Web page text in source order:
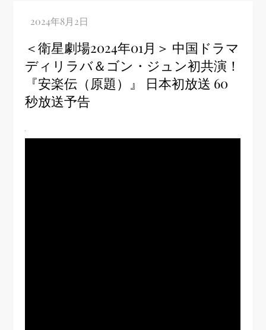
＜衛星劇場2024年01月＞ 中国ドラマ
ディリラバ＆ゴン・ジュン初共演！
『安楽伝（原題）』 日本初放送 60
秒放送予告